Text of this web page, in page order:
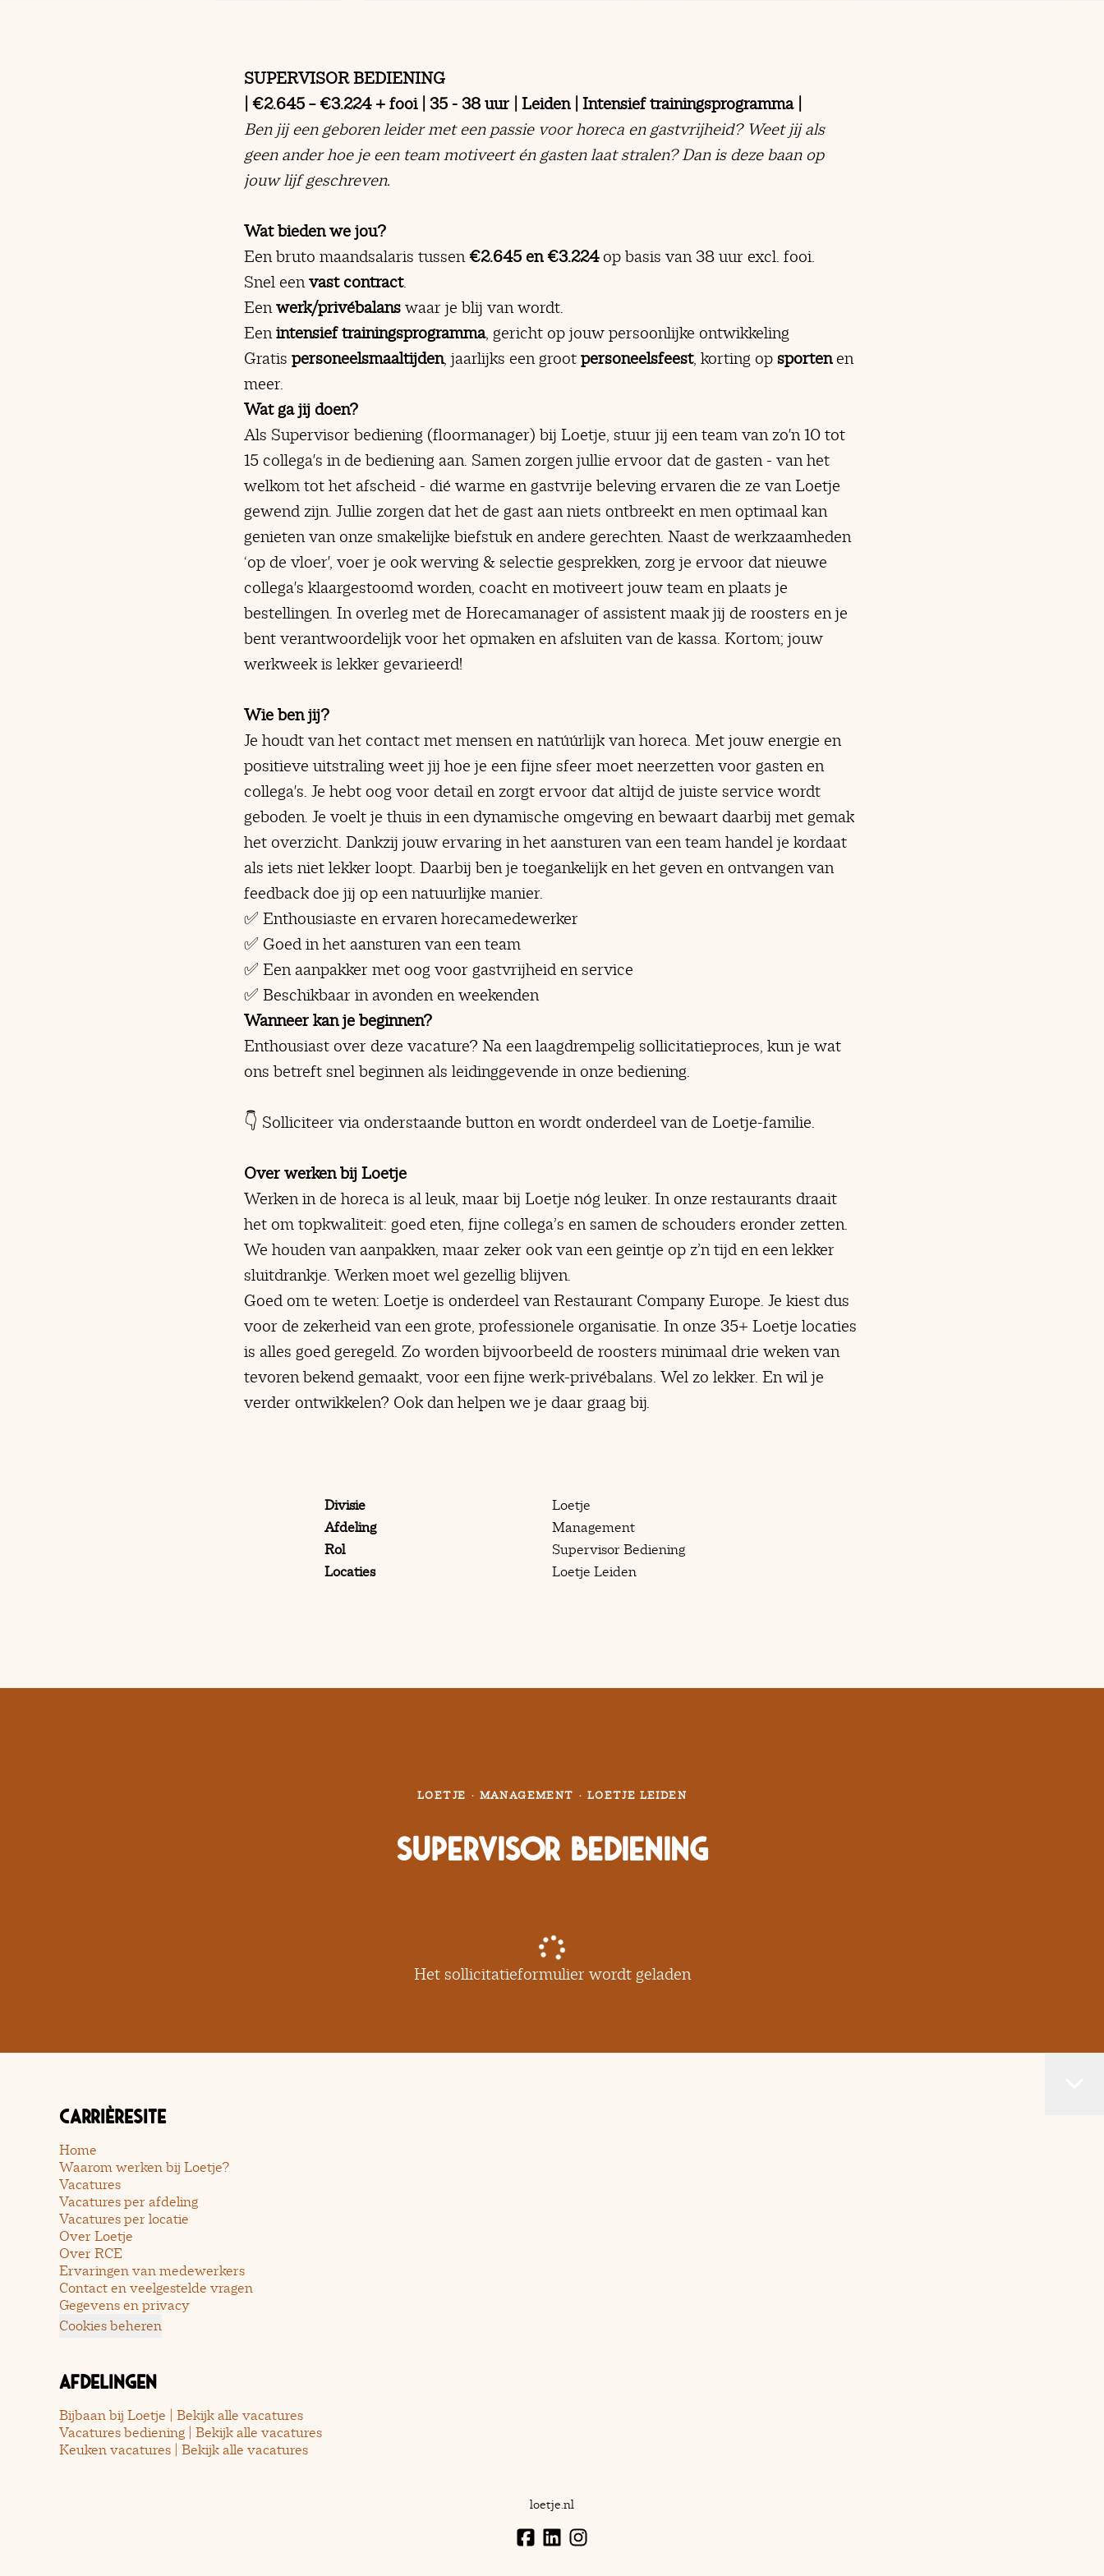
SUPERVISOR BEDIENING
| €2.645 – €3.224 + fooi | 35 - 38 uur | Leiden | Intensief trainingsprogramma |
Ben jij een geboren leider met een passie voor horeca en gastvrijheid? Weet jij als
geen ander hoe je een team motiveert én gasten laat stralen? Dan is deze baan op
jouw lijf geschreven.
Wat bieden we jou?
Een bruto maandsalaris tussen€2.645 en €3.224op basis van 38 uur excl. fooi.
Snel eenvast contract.
Eenwerk/privébalans waar je blij van wordt.
Eenintensief trainingsprogramma, gericht op jouw persoonlijke ontwikkeling
Gratis personeelsmaaltijden, jaarlijks een groot personeelsfeest, korting op sportenen
meer.
Wat ga jij doen?
Als Supervisor bediening (floormanager) bij Loetje, stuur jij een team van zo'n 10 tot
15 collega's in de bediening aan. Samen zorgen jullie ervoor dat de gasten - van het
welkom tot het afscheid - dié warme en gastvrije beleving ervaren die ze van Loetje
gewend zijn. Jullie zorgen dat het de gast aan niets ontbreekt en men optimaal kan
genieten van onze smakelijke biefstuk en andere gerechten. Naast de werkzaamheden
‘op de vloer', voer je ook werving & selectie gesprekken, zorg je ervoor dat nieuwe
collega's klaargestoomd worden, coacht en motiveert jouw team en plaats je
bestellingen. In overleg met de Horecamanager of assistent maak jij de roosters en je
bent verantwoordelijk voor het opmaken en afsluiten van de kassa. Kortom; jouw
werkweek is lekker gevarieerd!
Wie ben jij?
Je houdt van het contact met mensen en natúúrlijk van horeca. Met jouw energie en
positieve uitstraling weet jij hoe je een fijne sfeer moet neerzetten voor gasten en
collega's. Je hebt oog voor detail en zorgt ervoor dat altijd de juiste service wordt
geboden. Je voelt je thuis in een dynamische omgeving en bewaart daarbij met gemak
het overzicht. Dankzij jouw ervaring in het aansturen van een team handel je kordaat
als iets niet lekker loopt. Daarbij ben je toegankelijk en het geven en ontvangen van
feedback doe jij op een natuurlijke manier.
✅ Enthousiaste en ervaren horecamedewerker
✅ Goed in het aansturen van een team
✅ Een aanpakker met oog voor gastvrijheid en service
✅ Beschikbaar in avonden en weekenden
Wanneer kan je beginnen?
Enthousiast over deze vacature? Na een laagdrempelig sollicitatieproces, kun je wat
ons betreft snel beginnen als leidinggevende in onze bediening.
👇 Solliciteer via onderstaande button en wordt onderdeel van de Loetje-familie.
Over werken bij Loetje
Werken in de horeca is al leuk, maar bij Loetje nóg leuker. In onze restaurants draait
het om topkwaliteit: goed eten, fijne collega’s en samen de schouders eronder zetten.
We houden van aanpakken, maar zeker ook van een geintje op z’n tijd en een lekker
sluitdrankje. Werken moet wel gezellig blijven.
Goed om te weten: Loetje is onderdeel van Restaurant Company Europe. Je kiest dus
voor de zekerheid van een grote, professionele organisatie. In onze 35+ Loetje locaties
is alles goed geregeld. Zo worden bijvoorbeeld de roosters minimaal drie weken van
tevoren bekend gemaakt, voor een fijne werk-privébalans. Wel zo lekker. En wil je
verder ontwikkelen? Ook dan helpen we je daar graag bij.
Divisie
Loetje
Afdeling
Management
Rol
Supervisor Bediening
Locaties
Loetje Leiden
LOETJE · MANAGEMENT · LOETJE LEIDEN
Supervisor bediening
Het sollicitatieformulier wordt geladen
Carrièresite
Home
Waarom werken bij Loetje?
Vacatures
Vacatures per afdeling
Vacatures per locatie
Over Loetje
Over RCE
Ervaringen van medewerkers
Contact en veelgestelde vragen
Gegevens en privacy
Cookies beheren
Afdelingen
Bijbaan bij Loetje | Bekijk alle vacatures
Vacatures bediening | Bekijk alle vacatures
Keuken vacatures | Bekijk alle vacatures
loetje.nl